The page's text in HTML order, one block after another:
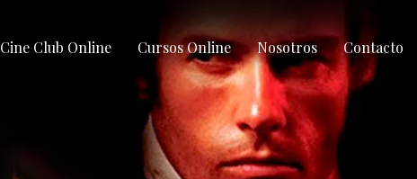
Cine Club Online Cursos Online Nosotros Contacto